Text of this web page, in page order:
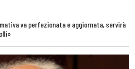
va perfezionata e aggiornata, servirà